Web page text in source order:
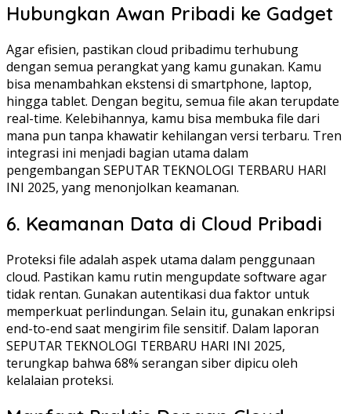
Hubungkan Awan Pribadi ke Gadget
Agar efisien, pastikan cloud pribadimu terhubung
dengan semua perangkat yang kamu gunakan. Kamu
bisa menambahkan ekstensi di smartphone, laptop,
hingga tablet. Dengan begitu, semua file akan terupdate
real-time. Kelebihannya, kamu bisa membuka file dari
mana pun tanpa khawatir kehilangan versi terbaru. Tren
integrasi ini menjadi bagian utama dalam
pengembangan SEPUTAR TEKNOLOGI TERBARU HARI
INI 2025, yang menonjolkan keamanan.
6. Keamanan Data di Cloud Pribadi
Proteksi file adalah aspek utama dalam penggunaan
cloud. Pastikan kamu rutin mengupdate software agar
tidak rentan. Gunakan autentikasi dua faktor untuk
memperkuat perlindungan. Selain itu, gunakan enkripsi
end-to-end saat mengirim file sensitif. Dalam laporan
SEPUTAR TEKNOLOGI TERBARU HARI INI 2025,
terungkap bahwa 68% serangan siber dipicu oleh
kelalaian proteksi.